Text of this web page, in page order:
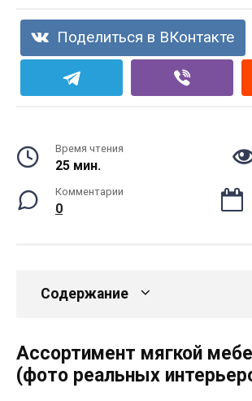
Поделиться в ВКонтакте
Время чтения
25 мин.
Комментарии
0
Содержание
Ассортимент мягкой
(фото реальных